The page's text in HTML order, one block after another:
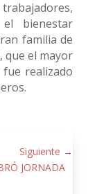
bienestar
familia de
que el mayor
realizado
Siguiente →